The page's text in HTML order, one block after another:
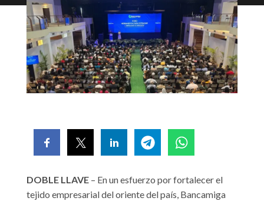
DOBLE LLAVE – En un esfuerzo por fortalecer el
tejido empresarial del oriente del país, Bancamiga